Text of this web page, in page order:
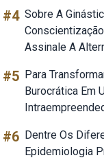
#4 Sobre A
Assinale A
#5 Para
Burocrática Em
#6 Dentre Os
Epidemiologia